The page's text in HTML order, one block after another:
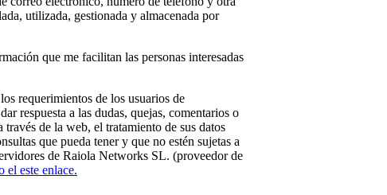
utilizada, gestionada y almacenada por
que me facilitan las personas interesadas
requerimientos de los usuarios de
respuesta a las dudas, quejas, comentarios o
de la web, el tratamiento de sus datos
que pueda tener y que no estén sujetas a
de Raiola Networks SL. (proveedor de
el este enlace.